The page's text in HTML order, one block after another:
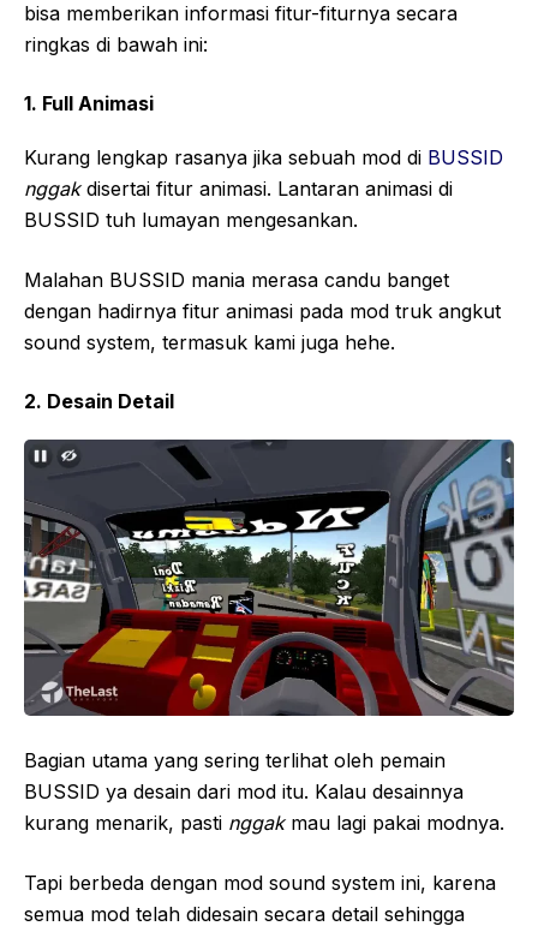
bisa memberikan informasi fitur-fiturnya secara
ringkas di bawah ini:
1. Full Animasi
Kurang lengkap rasanya jika sebuah mod di BUSSID
nggakdisertai fitur animasi. Lantaran animasi di
BUSSID tuh lumayan mengesankan.
Malahan BUSSID mania merasa candu banget
dengan hadirnya fitur animasi pada mod truk angkut
sound system, termasuk kami juga hehe.
2. Desain Detail
Bagian utama yang sering terlihat oleh pemain
BUSSID ya desain dari mod itu. Kalau desainnya
kurang menarik, pasti nggak mau lagi pakai modnya.
Tapi berbeda dengan mod sound system ini, karena
semua mod telah didesain secara detail sehingga